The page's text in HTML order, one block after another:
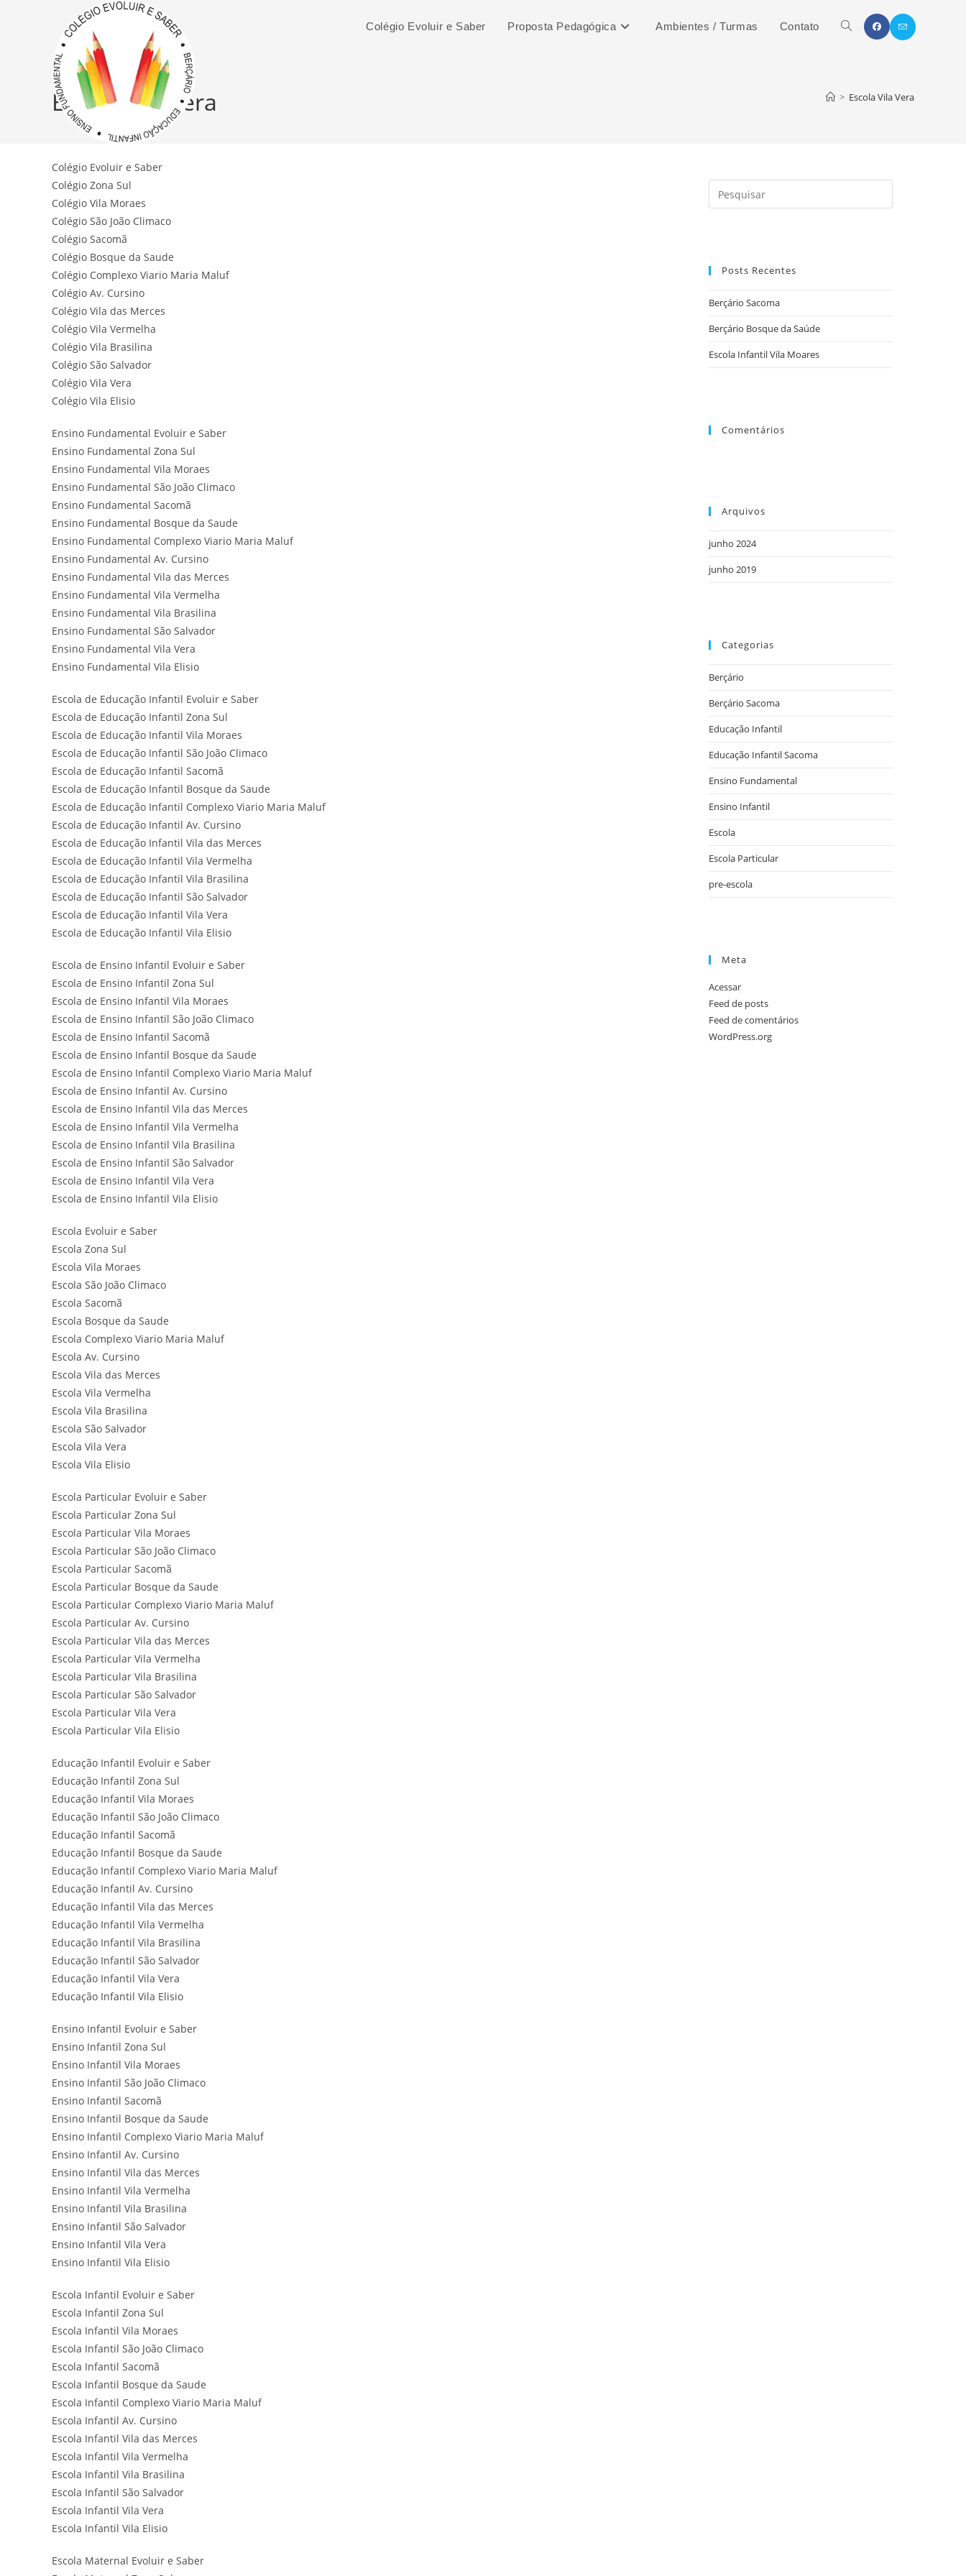
Colégio Evoluir e Saber Proposta Pedagógica Ambientes / Turmas Contato
Escola Vila Vera > Escola Vila Vera
Colégio Evoluir e Saber
Colégio Zona Sul
Colégio Vila Moraes
Colégio São João Climaco
Colégio Sacomã
Colégio Bosque da Saude
Colégio Complexo Viario Maria Maluf
Colégio Av. Cursino
Colégio Vila das Merces
Colégio Vila Vermelha
Colégio Vila Brasilina
Colégio São Salvador
Colégio Vila Vera
Colégio Vila Elisio
Ensino Fundamental Evoluir e Saber
Ensino Fundamental Zona Sul
Ensino Fundamental Vila Moraes
Ensino Fundamental São João Climaco
Ensino Fundamental Sacomã
Ensino Fundamental Bosque da Saude
Ensino Fundamental Complexo Viario Maria Maluf
Ensino Fundamental Av. Cursino
Ensino Fundamental Vila das Merces
Ensino Fundamental Vila Vermelha
Ensino Fundamental Vila Brasilina
Ensino Fundamental São Salvador
Ensino Fundamental Vila Vera
Ensino Fundamental Vila Elisio
Escola de Educação Infantil Evoluir e Saber
Escola de Educação Infantil Zona Sul
Escola de Educação Infantil Vila Moraes
Escola de Educação Infantil São João Climaco
Escola de Educação Infantil Sacomã
Escola de Educação Infantil Bosque da Saude
Escola de Educação Infantil Complexo Viario Maria Maluf
Escola de Educação Infantil Av. Cursino
Escola de Educação Infantil Vila das Merces
Escola de Educação Infantil Vila Vermelha
Escola de Educação Infantil Vila Brasilina
Escola de Educação Infantil São Salvador
Escola de Educação Infantil Vila Vera
Escola de Educação Infantil Vila Elisio
Escola de Ensino Infantil Evoluir e Saber
Escola de Ensino Infantil Zona Sul
Escola de Ensino Infantil Vila Moraes
Escola de Ensino Infantil São João Climaco
Escola de Ensino Infantil Sacomã
Escola de Ensino Infantil Bosque da Saude
Escola de Ensino Infantil Complexo Viario Maria Maluf
Escola de Ensino Infantil Av. Cursino
Escola de Ensino Infantil Vila das Merces
Escola de Ensino Infantil Vila Vermelha
Escola de Ensino Infantil Vila Brasilina
Escola de Ensino Infantil São Salvador
Escola de Ensino Infantil Vila Vera
Escola de Ensino Infantil Vila Elisio
Escola Evoluir e Saber
Escola Zona Sul
Escola Vila Moraes
Escola São João Climaco
Escola Sacomã
Escola Bosque da Saude
Escola Complexo Viario Maria Maluf
Escola Av. Cursino
Escola Vila das Merces
Escola Vila Vermelha
Escola Vila Brasilina
Escola São Salvador
Escola Vila Vera
Escola Vila Elisio
Escola Particular Evoluir e Saber
Escola Particular Zona Sul
Escola Particular Vila Moraes
Escola Particular São João Climaco
Escola Particular Sacomã
Escola Particular Bosque da Saude
Escola Particular Complexo Viario Maria Maluf
Escola Particular Av. Cursino
Escola Particular Vila das Merces
Escola Particular Vila Vermelha
Escola Particular Vila Brasilina
Escola Particular São Salvador
Escola Particular Vila Vera
Escola Particular Vila Elisio
Educação Infantil Evoluir e Saber
Educação Infantil Zona Sul
Educação Infantil Vila Moraes
Educação Infantil São João Climaco
Educação Infantil Sacomã
Educação Infantil Bosque da Saude
Educação Infantil Complexo Viario Maria Maluf
Educação Infantil Av. Cursino
Educação Infantil Vila das Merces
Educação Infantil Vila Vermelha
Educação Infantil Vila Brasilina
Educação Infantil São Salvador
Educação Infantil Vila Vera
Educação Infantil Vila Elisio
Ensino Infantil Evoluir e Saber
Ensino Infantil Zona Sul
Ensino Infantil Vila Moraes
Ensino Infantil São João Climaco
Ensino Infantil Sacomã
Ensino Infantil Bosque da Saude
Ensino Infantil Complexo Viario Maria Maluf
Ensino Infantil Av. Cursino
Ensino Infantil Vila das Merces
Ensino Infantil Vila Vermelha
Ensino Infantil Vila Brasilina
Ensino Infantil São Salvador
Ensino Infantil Vila Vera
Ensino Infantil Vila Elisio
Escola Infantil Evoluir e Saber
Escola Infantil Zona Sul
Escola Infantil Vila Moraes
Escola Infantil São João Climaco
Escola Infantil Sacomã
Escola Infantil Bosque da Saude
Escola Infantil Complexo Viario Maria Maluf
Escola Infantil Av. Cursino
Escola Infantil Vila das Merces
Escola Infantil Vila Vermelha
Escola Infantil Vila Brasilina
Escola Infantil São Salvador
Escola Infantil Vila Vera
Escola Infantil Vila Elisio
Escola Maternal Evoluir e Saber
Posts Recentes
Berçário Sacoma
Berçário Bosque da Saúde
Escola Infantil Vila Moares
Comentários
Arquivos
junho 2024
junho 2019
Categorias
Berçário
Berçário Sacoma
Educação Infantil
Educação Infantil Sacoma
Ensino Fundamental
Ensino Infantil
Escola
Escola Particular
pre-escola
Meta
Acessar
Feed de posts
Feed de comentários
WordPress.org